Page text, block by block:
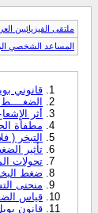
ملتقى الفيزيائيين
المساعد الشخصي
قانوني
أثر
مطفأة
التبخر (
تأثير
تحولات
ضغط
منحنى
قياس
قانون